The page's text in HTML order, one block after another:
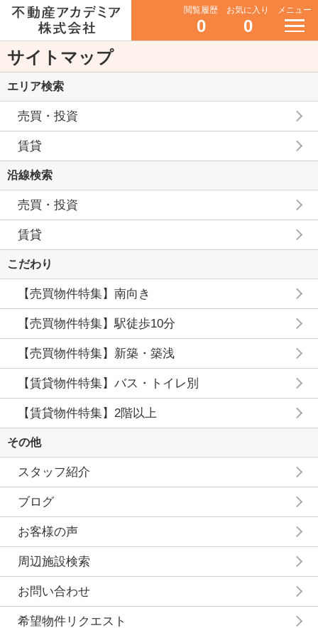
閲覧履歴
0
お気に入り
0
メニュー
サイトマップ
エリア検索
売買・投資
賃貸
沿線検索
売買・投資
賃貸
こだわり
【売買物件特集】南向き
【売買物件特集】駅徒歩10分
【売買物件特集】新築・築浅
【賃貸物件特集】バス・トイレ別
【賃貸物件特集】2階以上
その他
スタッフ紹介
ブログ
お客様の声
周辺施設検索
お問い合わせ
希望物件リクエスト